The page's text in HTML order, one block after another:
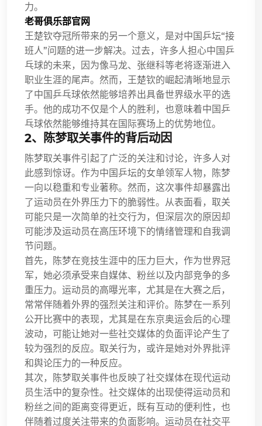
力。
老哥俱乐部官网
王楚钦夺冠所带来的另一个意义，是对中国乒坛“接
班人”问题的进一步解决。过去，许多人担心中国乒
乓球的未来，因为像马龙、张继科等老将逐渐进入
职业生涯的尾声。然而，王楚钦的崛起清晰地显示
了中国乒乓球依然能够培养出具备世界级水平的选
手。他的成功不仅是个人的胜利，也意味着中国乒
乓球依然能够维持其在国际赛场上的优势地位。
2、陈梦取关事件的背后动因
陈梦取关事件引起了广泛的关注和讨论，许多人对
此感到惊讶。作为中国乒坛的女单领军人物，陈梦
一向以稳重和专业著称。然而，这次事件却暴露出
了运动员在外界压力下的脆弱性。从表面看，取关
可能只是一次简单的社交行为，但深层次的原因却
可能涉及运动员在高压环境下的情绪管理和自我调
节问题。
首先，陈梦在竞技生涯中的压力巨大，作为世界冠
军，她必须承受来自媒体、粉丝以及内部竞争的多
重压力。运动员的高曝光率，尤其是在大赛之后，
常常伴随着外界的强烈关注和评价。陈梦在一系列
公开比赛中的表现，尤其是在东京奥运会后的心理
波动，可能让她对一些社交媒体的负面评论产生了
较为强烈的反应。取关行为，或许是她对外界批评
和舆论压力的一种反应。
其次，陈梦取关事件也反映了社交媒体在现代运动
员生活中的复杂性。社交媒体的出现使得运动员和
粉丝之间的距离变得更近，既有互动的便利性，也
伴随着过度关注带来的负面影响。运动员在社交平